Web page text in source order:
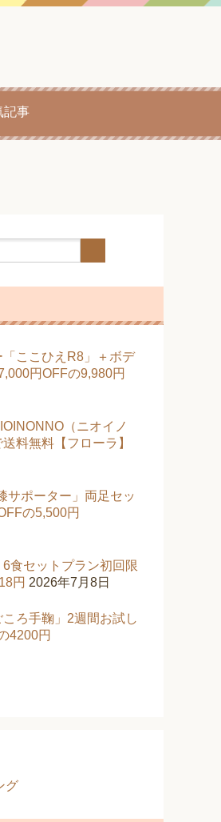
記事
ここひえR8」＋ボデ
円OFFの9,980円
（ニオイノ
料無料【フローラ】
サポーター」両足セッ
の5,500円
食セットプラン初回限
円 2026年7月8日
ろ手鞠」2週間お試し
4200円
グ